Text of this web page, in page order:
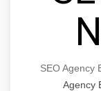
SEO Agency
Agency